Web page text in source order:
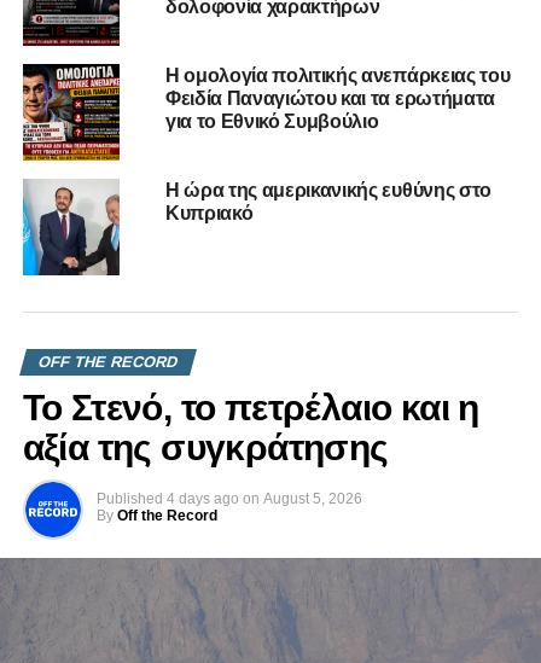
ΠΟΛΙΤΙΚΌ ΜΈΛΛΟΝ
Τα καναρίνια που αγχώνονται για άνοδο ΕΛΑΜ
DON'T MISS
Το ΕΛΑΜ σεμνά και ταπεινά προς άνοδο χωρίς
αναταραχές όταν οι άλλοι σφάζονται
δολοφονία χαρακτήρων
Η ομολογία πολιτικής ανεπάρκειας του
Φειδία Παναγιώτου και τα ερωτήματα
για το Εθνικό Συμβούλιο
Η ώρα της αμερικανικής ευθύνης στο
Κυπριακό
OFF THE RECORD
Το Στενό, το πετρέλαιο και η
αξία της συγκράτησης
Published 4 days ago on August 5, 2026
By Off the Record